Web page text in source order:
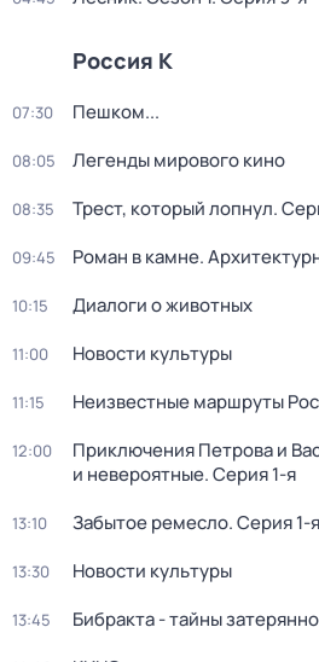
Россия К
07:30 Пешком...
08:05 Легенды мирового кино
08:35 Трест, который лопнул.
09:45 Роман в камне.
10:15 Диалоги о животных
11:00 Новости культуры
11:15 Неизвестные маршруты
12:00
Приключения Петрова и
и невероятные. Серия 1-я
13:10 Забытое ремесло. Серия 1-я
13:30 Новости культуры
13:45 Бибракта - тайны